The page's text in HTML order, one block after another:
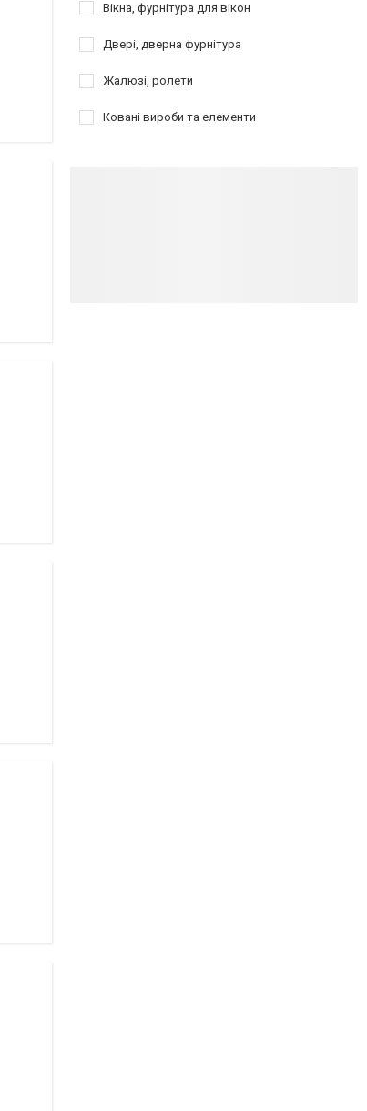
Вікна, фурнітура для вікон
Двері, дверна фурнітура
Жалюзі, ролети
Ковані вироби та елементи